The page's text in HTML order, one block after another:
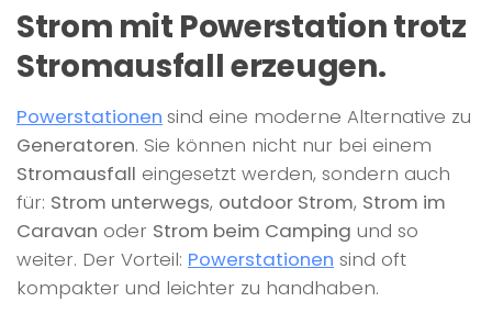
Strom mit Powerstation trotz
Stromausfall erzeugen.
Powerstationen sind eine moderne Alternative zu
Generatoren. Sie können nicht nur bei einem
Stromausfall eingesetzt werden, sondern auch
für: Strom unterwegs, outdoor Strom, Strom im
Caravan oder Strom beim Camping und so
weiter. Der Vorteil: Powerstationen sind oft
kompakter und leichter zu handhaben.